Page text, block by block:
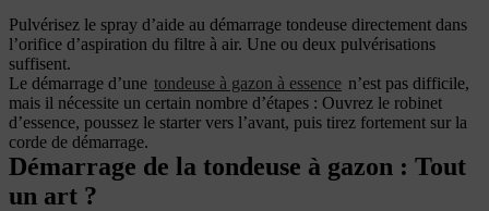
Pulvérisez le spray d’aide au démarrage tondeuse directement dans
l’orifice d’aspiration du filtre à air. Une ou deux pulvérisations
suffisent.
Le démarrage d’une tondeuse à gazon à essence n’est pas difficile,
mais il nécessite un certain nombre d’étapes : Ouvrez le robinet
d’essence, poussez le starter vers l’avant, puis tirez fortement sur la
corde de démarrage.
Démarrage de la tondeuse à gazon : Tout
un art ?